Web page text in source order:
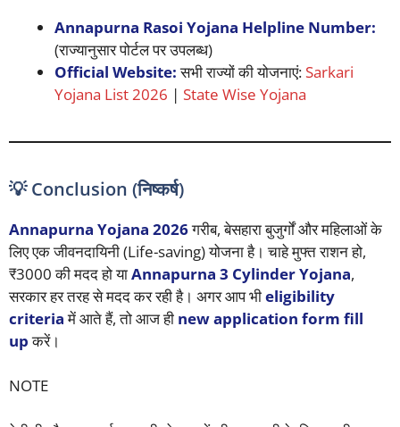
Annapurna Rasoi Yojana Helpline Number:
(राज्यानुसार पोर्टल पर उपलब्ध)
Official Website:सभी राज्यों की योजनाएं: Sarkari
Yojana List 2026 | State Wise Yojana
💡 Conclusion (निष्कर्ष)
Annapurna Yojana 2026गरीब, बेसहारा बुजुर्गों और महिलाओं के
लिए एक जीवनदायिनी (Life-saving) योजना है। चाहे मुफ्त राशन हो,
₹3000 की मदद हो याAnnapurna 3 Cylinder Yojana,
सरकार हर तरह से मदद कर रही है। अगर आप भीeligibility
criteriaमें आते हैं, तो आज ही new application form fill
upकरें।
NOTE